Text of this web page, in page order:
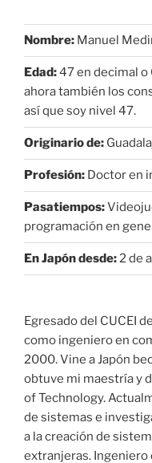
Nombre: Manuel
Edad:47 en decimal o
ahora también los
así que soy nivel 47.
Originario de:
Profesión: Doctor en
Pasatiempos:
programación en
En Japón desde:2 de
Egresado del CUCEI
como ingeniero en
2000. Vine a Japón
obtuve mi maestría y
of Technology.
de sistemas e
a la creación de
extranjeras. Ingeniero